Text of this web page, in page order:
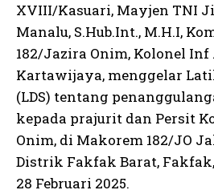
XVIII/Kasuari, Mayjen TNI
Manalu, S.Hub.Int., M.H.I,
182/Jazira Onim, Kolonel
Kartawijaya, menggelar
(LDS) tentang
kepada prajurit dan Persit
Onim, di Makorem 182/JO
Distrik Fakfak Barat,
28 Februari 2025.